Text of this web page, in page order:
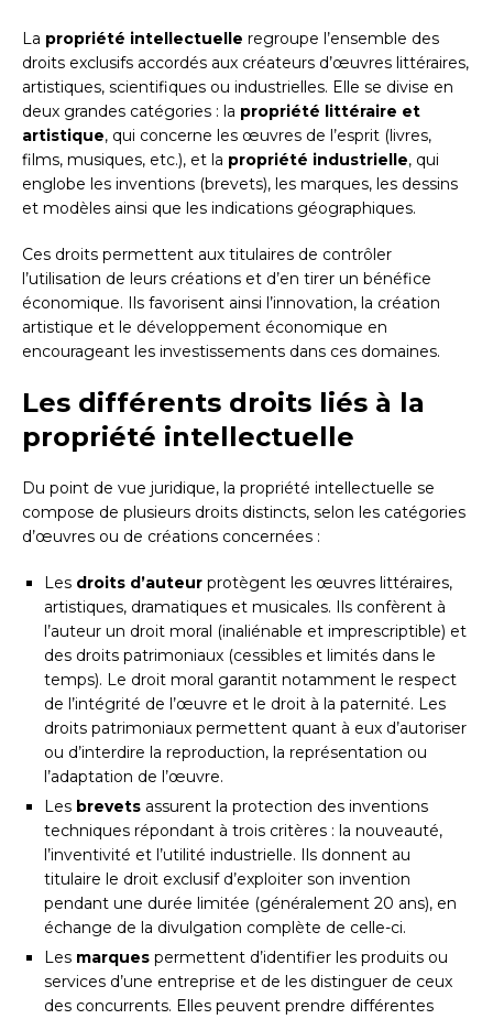
La propriété intellectuelle regroupe l’ensemble des
droits exclusifs accordés aux créateurs d’œuvres littéraires,
artistiques, scientifiques ou industrielles. Elle se divise en
deux grandes catégories : la propriété littéraire et
artistique, qui concerne les œuvres de l’esprit (livres,
films, musiques, etc.), et la propriété industrielle, qui
englobe les inventions (brevets), les marques, les dessins
et modèles ainsi que les indications géographiques.
Ces droits permettent aux titulaires de contrôler
l’utilisation de leurs créations et d’en tirer un bénéfice
économique. Ils favorisent ainsi l’innovation, la création
artistique et le développement économique en
encourageant les investissements dans ces domaines.
Les différents droits liés à la
propriété intellectuelle
Du point de vue juridique, la propriété intellectuelle se
compose de plusieurs droits distincts, selon les catégories
d’œuvres ou de créations concernées :
Les droits d’auteur protègent les œuvres littéraires,
artistiques, dramatiques et musicales. Ils confèrent à
l’auteur un droit moral (inaliénable et imprescriptible) et
des droits patrimoniaux (cessibles et limités dans le
temps). Le droit moral garantit notamment le respect
de l’intégrité de l’œuvre et le droit à la paternité. Les
droits patrimoniaux permettent quant à eux d’autoriser
ou d’interdire la reproduction, la représentation ou
l’adaptation de l’œuvre.
Les brevets assurent la protection des inventions
techniques répondant à trois critères : la nouveauté,
l’inventivité et l’utilité industrielle. Ils donnent au
titulaire le droit exclusif d’exploiter son invention
pendant une durée limitée (généralement 20 ans), en
échange de la divulgation complète de celle-ci.
Les marques permettent d’identifier les produits ou
services d’une entreprise et de les distinguer de ceux
des concurrents. Elles peuvent prendre différentes